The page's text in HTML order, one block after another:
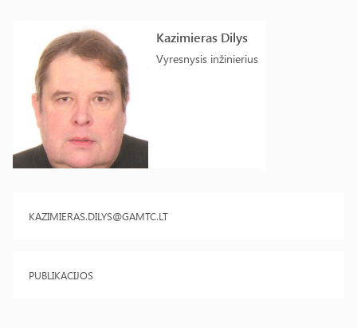
Kazimieras Dilys
Vyresnysis inžinierius
KAZIMIERAS.DILYS@GAMTC.LT
PUBLIKACIJOS